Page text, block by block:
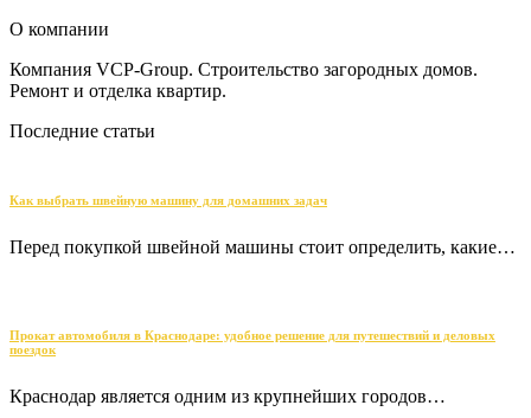
О компании
Компания VCP-Group. Строительство загородных домов.
Ремонт и отделка квартир.
Последние статьи
Как выбрать швейную машину для домашних задач
Перед покупкой швейной машины стоит определить, какие…
Прокат автомобиля в Краснодаре: удобное решение для путешествий и деловых
поездок
Краснодар является одним из крупнейших городов…